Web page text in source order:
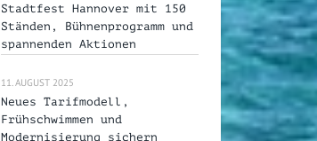
Stadtfest Hannover mit 150
Ständen, Bühnenprogramm und
spannenden Aktionen
11. AUGUST 2025
Neues Tarifmodell,
Frühschwimmen und
Modernisierung sichern